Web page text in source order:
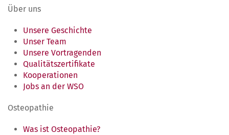
Über uns
Unsere Geschichte
Unser Team
Unsere Vortragenden
Qualitätszertifikate
Kooperationen
Jobs an der WSO
Osteopathie
Was ist Osteopathie?